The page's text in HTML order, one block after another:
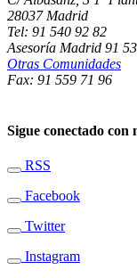
28037 Madrid
Tel: 91 540 92 82
Asesoría Madrid 91
Otras Comunidades
Fax: 91 559 71 96
Sigue conectado con
RSS
Facebook
Twitter
Instagram